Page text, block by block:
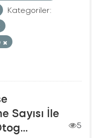
Kategoriler:
Sayısı İle
5